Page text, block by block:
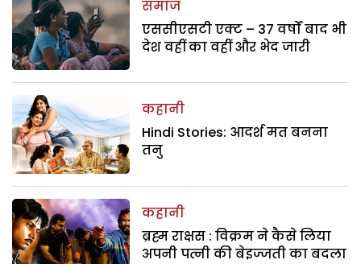
समाज
एससीएसटी एक्ट – 37 वर्षों बाद भी
देश वहीं का वहीं और भेद जारी
कहानी
Hindi Stories: आदर्श मत बनना
तनु
कहानी
ब्रह्म राक्षस : विक्रम ने कैसे लिया
अपनी पत्नी की बेइज्जती का बदला